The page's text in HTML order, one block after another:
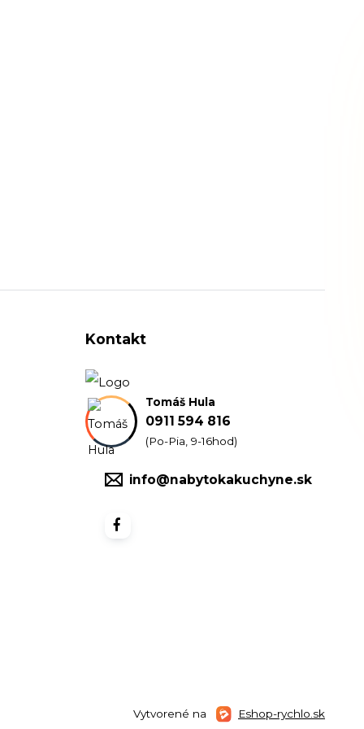
Kontakt
Tomáš Hula
0911 594 816
(Po-Pia, 9-16hod)
info@nabytokakuchyne.sk
Vytvorené na Eshop-rychlo.sk